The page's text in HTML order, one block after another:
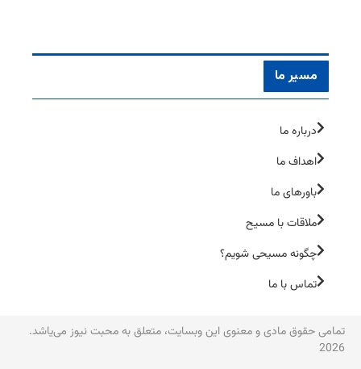
مسیر ما
درباره ما
اهداف ما
باورهای ما
ملاقات با مسیح
چگونه مسیحی شویم؟
تماس با ما
تمامی حقوق مادی و معنوی این وبسایت، متعلق به محبت نیوز می‌یاشد.
2026